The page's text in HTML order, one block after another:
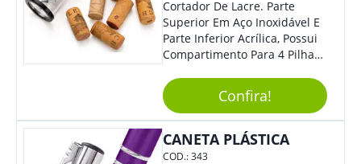
Cortador De Lacre. Parte
Superior Em Aço Inoxidável E
Parte Inferior Acrílica, Possui
Compartimento Para 4 Pilhas
Acompanha Pilhas) – Contém
Desenho Indicativo De
Abertura E Fechamento Da
Tampa; Botões Para Extração
E Remoção De Rolhas E Parte
Confira!
CANETA PLÁSTICA
COD.:343